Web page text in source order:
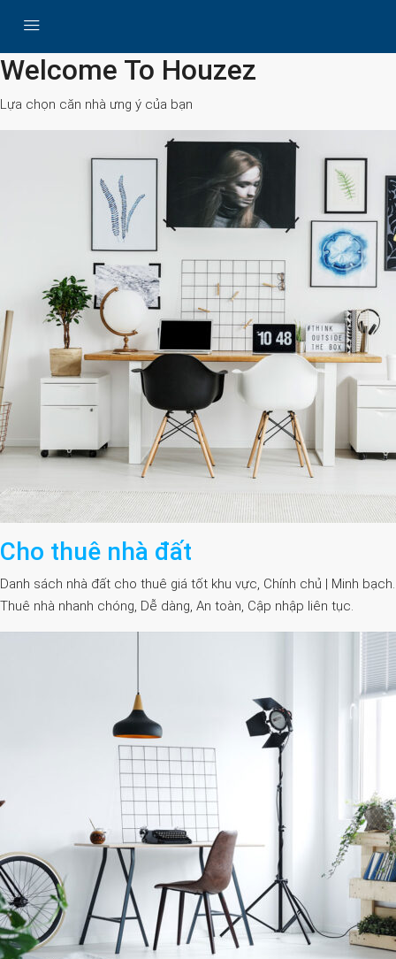
Search
Welcome To Houzez
Lựa chọn căn nhà ưng ý của bạn
Cho thuê nhà đất
Danh sách nhà đất cho thuê giá tốt khu vực, Chính chủ | Minh bạch.
Thuê nhà nhanh chóng, Dễ dàng, An toàn, Cập nhập liên tục.